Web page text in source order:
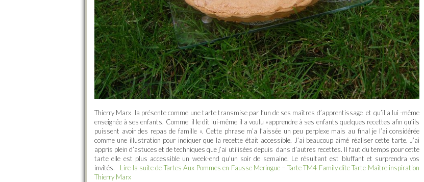
Thierry Marx la présente comme une tarte transmise par l’un de ses maîtres d’apprentissage et qu’il a lui -même
enseignée à ses enfants. Comme il le dit lui-même il a voulu »apprendre à ses enfants quelques recettes afin qu’ils
puissent avoir des repas de famille ». Cette phrase m’a l’aissée un peu perplexe mais au final je l’ai considérée
comme une illustration pour indiquer que la recette était accessible. J’ai beaucoup aimé réaliser cette tarte. J’ai
appris plein d’astuces et de techniques que j’ai utilisées depuis dans d’autres recettes. Il faut du temps pour cette
tarte elle est plus accessible un week-end qu’un soir de semaine. Le résultant est bluffant et surprendra vos
invités. Lire la suite de Tartes Aux Pommes en Fausse Meringue – Tarte TM4 Family dîte Tarte Maître inspiration
Thierry Marx